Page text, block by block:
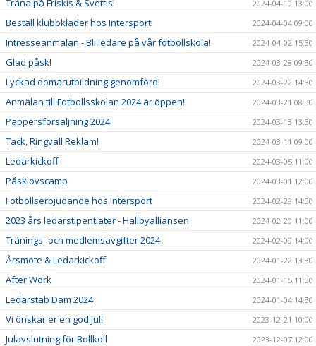
Träna på Friskis & Svettis! 2024-04-10 13:00
Beställ klubbkläder hos Intersport! 2024-04-04 09:00
Intresseanmälan - Bli ledare på vår fotbollskola! 2024-04-02 15:30
Glad påsk! 2024-03-28 09:30
Lyckad domarutbildning genomförd! 2024-03-22 14:30
Anmälan till Fotbollsskolan 2024 är öppen! 2024-03-21 08:30
Pappersförsäljning 2024 2024-03-13 13:30
Tack, Ringvall Reklam! 2024-03-11 09:00
Ledarkickoff 2024-03-05 11:00
Påsklovscamp 2024-03-01 12:00
Fotbollserbjudande hos Intersport 2024-02-28 14:30
2023 års ledarstipentiater - Hallbyalliansen 2024-02-20 11:00
Tränings- och medlemsavgifter 2024 2024-02-09 14:00
Årsmöte & Ledarkickoff 2024-01-22 13:30
After Work 2024-01-15 11:30
Ledarstab Dam 2024 2024-01-04 14:30
Vi önskar er en god jul! 2023-12-21 10:00
Julavslutning för Bollkoll 2023-12-07 12:00